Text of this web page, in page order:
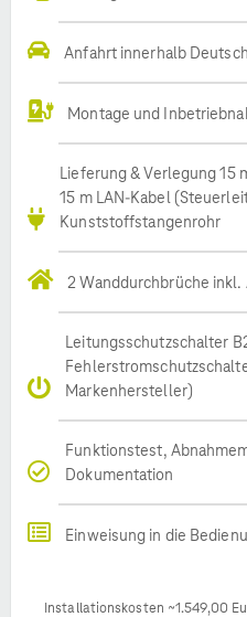
Anfahrt innerhalb
Montage und
Lieferung & Verlegung 15
15 m LAN-Kabel
Kunststoffstangenrohr
2 Wanddurchbrüche
Leitungsschutzschalter
Markenhersteller)
Funktionstest,
Dokumentation
Einweisung in die
Installationskosten ~1.549,00